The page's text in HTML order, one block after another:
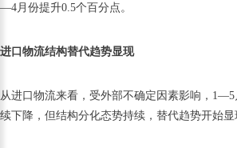
—4月份提升0.5个百分点。
进口物流结构替代趋势显现
从进口物流来看，受外部不确定因素影响，
续下降，但结构分化态势持续，替代趋势开始显